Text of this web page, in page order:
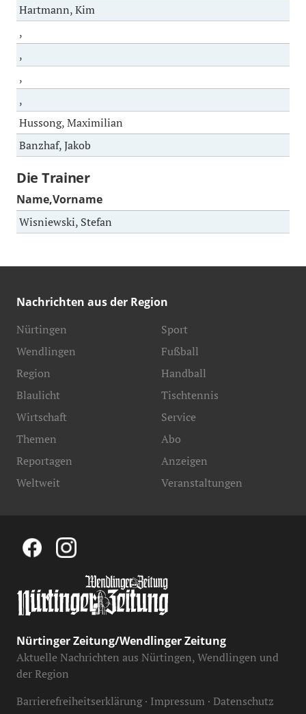
Hartmann, Kim
,
,
,
,
Hussong, Maximilian
Banzhaf, Jakob
Die Trainer
Name,Vorname
Wisniewski, Stefan
Nachrichten aus der Region
Nürtingen
Wendlingen
Region
Blaulicht
Sport
Fußball
Handball
Tischtennis
Wirtschaft
Themen
Reportagen
Weltweit
Service
Abo
Anzeigen
Veranstaltungen
Nürtinger Zeitung/Wendlinger Zeitung
Aktuelle Nachrichten aus Nürtingen, Wendlingen und
der Region
Barrierefreiheitserklärung Impressum Datenschutz